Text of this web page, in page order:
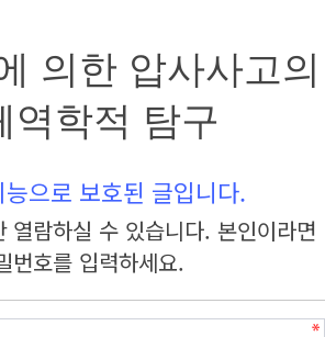
의한 압사사고의
역학적 탐구
으로 보호된 글입니다.
열람하실 수 있습니다. 본인이라면
번호를 입력하세요.